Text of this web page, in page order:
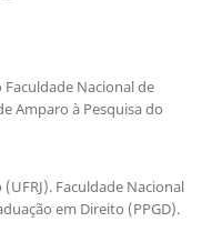
Nacional de
Amparo à Pesquisa do
Faculdade Nacional
em Direito (PPGD).